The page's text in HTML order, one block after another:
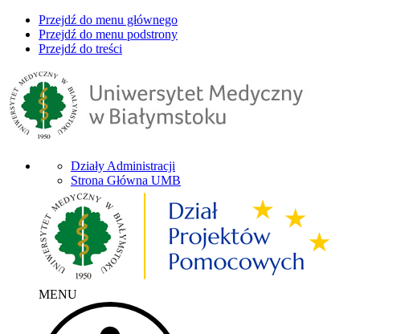
Przejdź do menu głównego
Przejdź do menu podstrony
Przejdź do treści
Działy Administracji
Strona Główna UMB
MENU